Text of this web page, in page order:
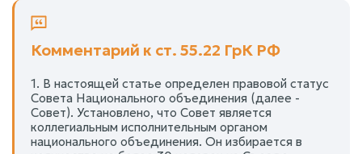
Комментарий к ст. 55.22 ГрК РФ
1. В настоящей статье определен правовой статус
Совета Национального объединения (далее -
Совет). Установлено, что Совет является
коллегиальным исполнительным органом
национального объединения. Он избирается в